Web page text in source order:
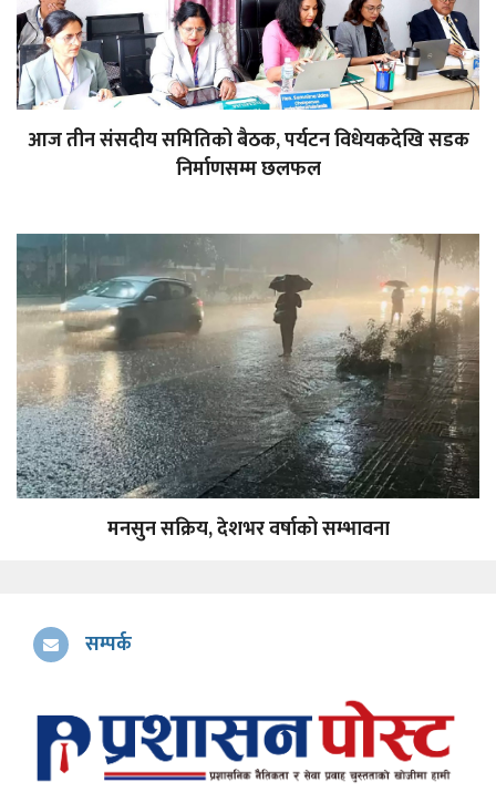
आज तीन संसदीय समितिको बैठक, पर्यटन विधेयकदेखि सडक
निर्माणसम्म छलफल
मनसुन सक्रिय, देशभर वर्षाको सम्भावना
सम्पर्क